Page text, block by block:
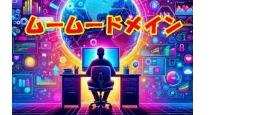
っ
と
ス
マ
ー
ト
に！
始
め
る
WordPress！
ム
ー
ム
ー